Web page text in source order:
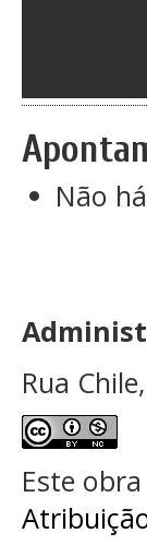
Não
Rua
Este